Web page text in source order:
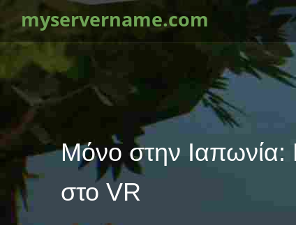
myservername.com
Μόνο στην Ιαπωνία:
στο VR